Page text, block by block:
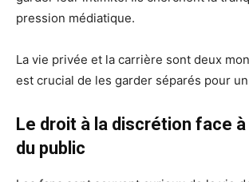
pression médiatique.
La vie privée et la carrière sont deux
est crucial de les garder séparés pour
Le droit à la discrétion face
du public